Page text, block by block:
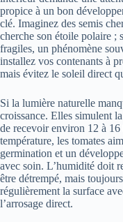
propice à un bon
clé. Imaginez des semis
cherche son étoile polaire ;
fragiles, un phénomène
installez vos contenants à
mais évitez le soleil direct
Si la lumière naturelle
croissance. Elles simulent
de recevoir environ 12 à 16
température, les tomates
germination et un
avec soin. L’humidité doit
être détrempé, mais
régulièrement la surface
l’arrosage direct.